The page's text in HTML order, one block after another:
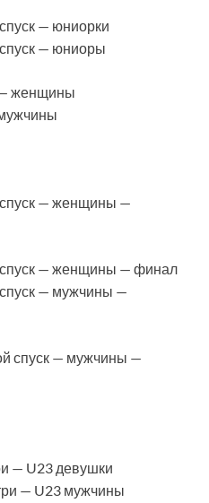
— юниорки
— юниоры
— женщины
— женщины —
спуск — женщины — финал
— мужчины —
спуск — мужчины —
— U23 девушки
— U23 мужчины